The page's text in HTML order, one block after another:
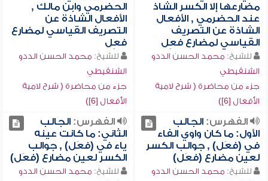
مضارعها إلا الكسر الشاذ
عند الحضرمي , الأفعال
الشاذة عن التصريف
القياسي لمضارع فعِل
للشيخ: محمد الحسن الددو
الشنقيطي
جزء من محاضرة ( شرح لامية
الأفعال [6])
الحضرمي وابن مالك ,
الأفعال الشاذة عن
التصريف القياسي لمضارع
فعِل
للشيخ: محمد الحسن الددو
الشنقيطي
جزء من محاضرة ( شرح لامية
الأفعال [6])
الفهرس:الجالب
الأول: ما كان واوي الفاء
في (فعَل) , جوالب الكسر
لعين مضارع (فعَل)
للشيخ: محمد الحسن الددو
الفهرس:الجالب
الثاني: ما كانت عينه
ياء في (فعَل) , جوالب
الكسر لعين مضارع (فعَل)
للشيخ: محمد الحسن الددو